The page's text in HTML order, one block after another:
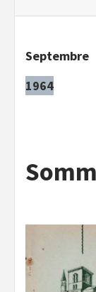
Septembre
1964